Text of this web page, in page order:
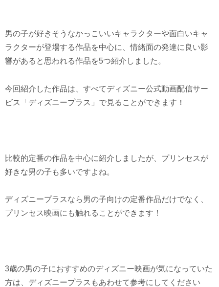
男の子が好きそうなかっこいいキャラクターや面白いキャ
ラクターが登場する作品を中心に、情緒面の発達に良い影
響があると思われる作品を5つ紹介しました。
今回紹介した作品は、すべてディズニー公式動画配信サー
ビス「ディズニープラス」で見ることができます！
比較的定番の作品を中心に紹介しましたが、プリンセスが
好きな男の子も多いですよね。
ディズニープラスなら男の子向けの定番作品だけでなく、
プリンセス映画にも触れることができます！
3歳の男の子におすすめのディズニー映画が気になっていた
方は、ディズニープラスもあわせて参考にしてください